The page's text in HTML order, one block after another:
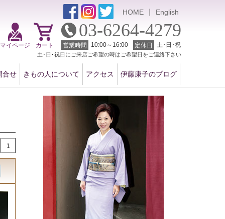
HOME ｜ English
合せ きもの人について アクセス 伊藤康子のブログ
マイページ カート
03-6264-4279
営業時間 10:00～16:00 定休日 土･日･祝
土･日･祝日にご来店ご希望の時はご希望日をご連絡下さい
1